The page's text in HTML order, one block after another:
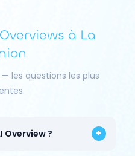
à La
les questions les plus
Overview ? +